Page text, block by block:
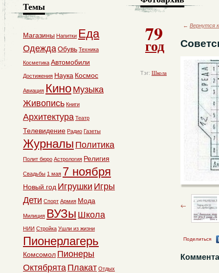
79
год
Тэг: Школа
← Вернутся
Поделиться
Темы
Магазины Напитки Еда
ОдеждаОбувь Техника
Косметика Автомобили
Достижения Наука Космос
Авиация Кино Музыка
Живопись Книги
Архитектура Театр
Телевидение Радио Газеты
Журналы Политика
Полит бюро Астрология Религия
Свадьбы 1 мая 7 ноября
Новый год Игрушки Игры
Дети Спорт Армия Мода
Милиция ВУЗы Школа
НИИ Стройка Ушли из жизни
Пионерлагерь
Комсомол Пионеры
Октябрята Плакат Отдых